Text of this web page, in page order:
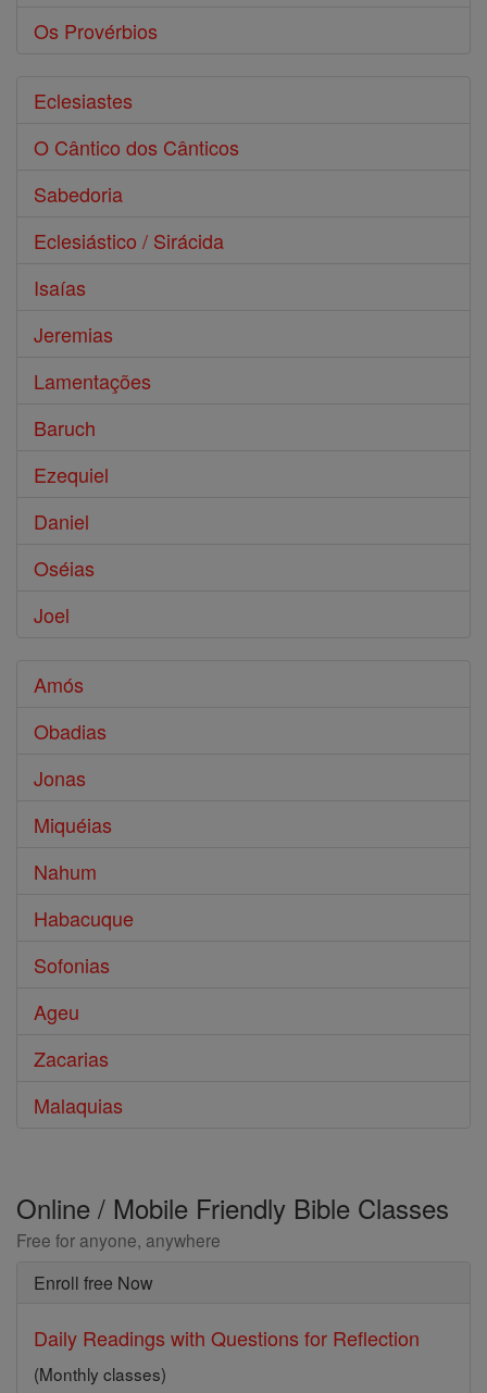
Os Provérbios
Eclesiastes
O Cântico dos Cânticos
Sabedoria
Eclesiástico / Sirácida
Isaías
Jeremias
Lamentações
Baruch
Ezequiel
Daniel
Oséias
Joel
Amós
Obadias
Jonas
Miquéias
Nahum
Habacuque
Sofonias
Ageu
Zacarias
Malaquias
Online / Mobile Friendly Bible Classes
Free for anyone, anywhere
Enroll free Now
Daily Readings with Questions for Reflection
(Monthly classes)